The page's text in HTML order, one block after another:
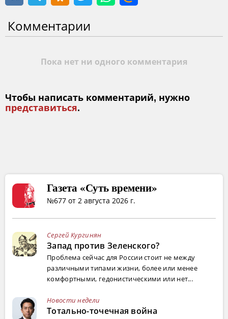
Комментарии
Пока нет ни одного комментария
Чтобы написать комментарий, нужно
представиться.
Газета «Суть времени»
№677 от 2 августа 2026 г.
Сергей Кургинян
Запад против Зеленского?
Проблема сейчас для России стоит не между
различными типами жизни, более или менее
комфортными, гедонистическими или нет...
Новости недели
Тотально-точечная война